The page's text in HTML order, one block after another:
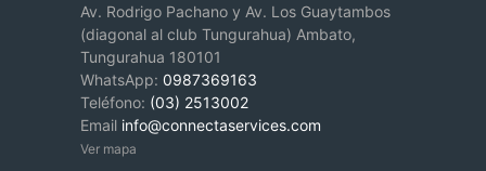
Av. Rodrigo Pachano y Av. Los Guaytambos
(diagonal al club Tungurahua) Ambato,
Tungurahua 180101
WhatsApp: 0987369163
Teléfono: (03) 2513002
Email info@connectaservices.com
Ver mapa